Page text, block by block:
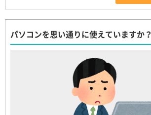
パソコンを思い通りに使えていますか？